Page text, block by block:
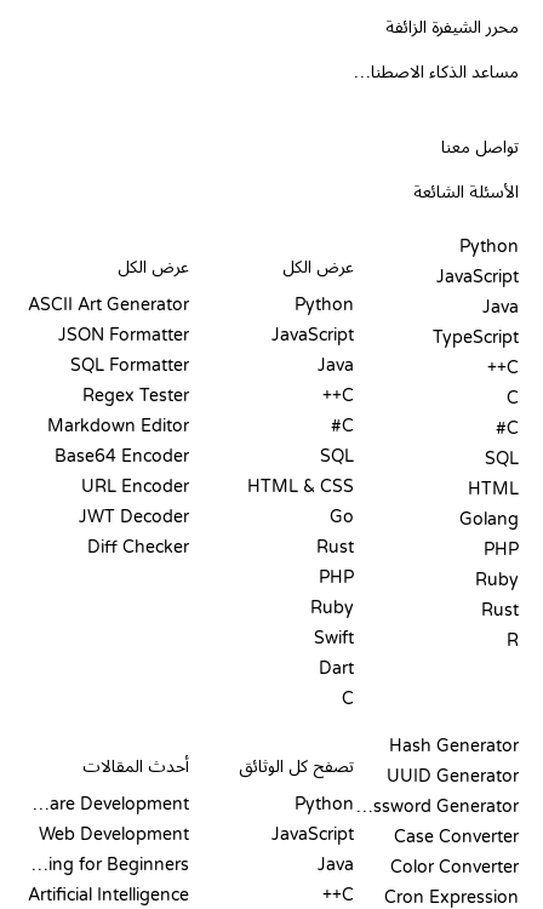
محرر الشيفرة الزائفة
مساعد الذكاء الاصطناعي
تواصل معنا
الأسئلة الشائعة
Python
JavaScript
Java
TypeScript
C++
C
C#
SQL
HTML
Golang
PHP
Ruby
Rust
R
عرض الكل
Python
JavaScript
Java
C++
C#
SQL
HTML & CSS
Go
Rust
PHP
Ruby
Swift
Dart
C
عرض الكل
ASCII Art Generator
JSON Formatter
SQL Formatter
Regex Tester
Markdown Editor
Base64 Encoder
URL Encoder
JWT Decoder
Diff Checker
Hash Generator
UUID Generator
Password Generator
Case Converter
Color Converter
Cron Expression
تصفح كل الوثائق
Python
JavaScript
Java
C++
أحدث المقالات
Software Development
Web Development
Coding for Beginners
Artificial Intelligence